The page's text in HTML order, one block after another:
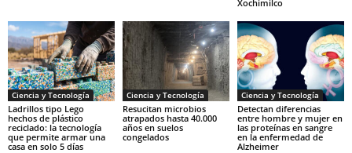
Xochimilco
Ciencia y Tecnología
Ladrillos tipo Lego
hechos de plástico
reciclado: la tecnología
que permite armar una
casa en solo 5 días
Ciencia y Tecnología
Resucitan microbios
atrapados hasta 40.000
años en suelos
congelados
Ciencia y Tecnología
Detectan diferencias
entre hombre y mujer en
las proteínas en sangre
en la enfermedad de
Alzheimer